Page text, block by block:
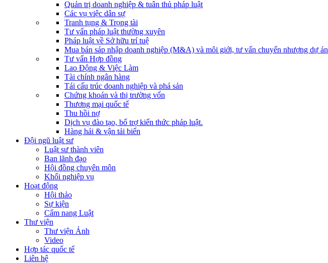
Quản trị doanh nghiệp & tuân thủ pháp luật
Các vụ việc dân sự
Tranh tụng & Trọng tài
Tư vấn pháp luật thường xuyên
Pháp luật về Sở hữu trí tuệ
Mua bán sáp nhập doanh nghiệp (M&A) và môi giới, tư vấn chuyển nhượng dự án
Tư vấn Hợp đồng
Lao Động & Việc Làm
Tài chính ngân hàng
Tái cấu trúc doanh nghiệp và phá sản
Chứng khoán và thị trường vốn
Thương mại quốc tế
Thu hồi nợ
Dịch vụ đào tạo, bổ trợ kiến thức pháp luật.
Hàng hải & vận tải biển
Đội ngũ luật sư
Luật sư thành viên
Ban lãnh đạo
Hội đồng chuyên môn
Khối nghiệp vụ
Hoạt động
Hội thảo
Sự kiện
Cẩm nang Luật
Thư viện
Thư viện Ảnh
Video
Hợp tác quốc tế
Liên hệ